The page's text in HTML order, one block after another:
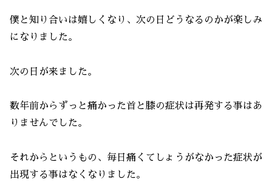
僕と知り合いは嬉しくなり、次の日どうなるのかが楽しみ
になりました。
次の日が来ました。
数年前からずっと痛かった首と膝の症状は再発する事はあ
りませんでした。
それからというもの、毎日痛くてしょうがなかった症状が
出現する事はなくなりました。